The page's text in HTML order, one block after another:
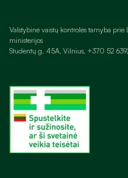
Valstybinė vaistų kontrolės tarnyba prie
ministerijos
Studentų g. 45A, Vilnius, +370 52